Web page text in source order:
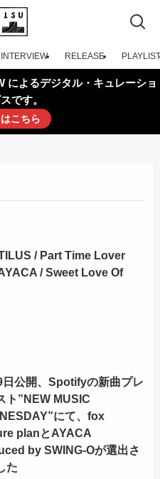
INTERVIEW RELEASE PLAYLIST
によるデジタル・キュレーショ
です。
こちら
/ Part Time Lover
/ Sweet Love Of
日公開、Spotifyの新曲プレ
ト”NEW MUSIC
にて、fox
planとAYACA
by SWING-Oが選出さ
た